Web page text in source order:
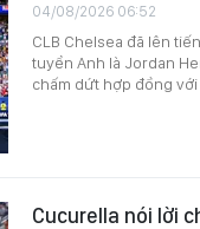
04/08/2026 06:52
CLB Chelsea đã lên
tuyển Anh là Jordan
chấm dứt hợp đồng
Cucurella nói lời